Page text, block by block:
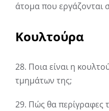
άτομα που εργάζονται
Κουλτούρα
28. Ποια είναι η
τμημάτων της;
29. Πώς θα περίγραφες